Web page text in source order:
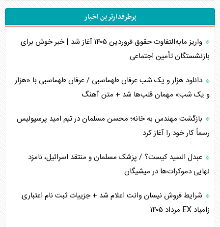
اربعین، کابوس مشترک تل‌آویو-واشنگتن
برنامه هفتم توسعه در نقطه کور سیاستگذاری
اوکراین بازوی مخرب آمریکا در غرب آسیا
اهمیت راهبردی اردن برای آمریکا
پیام، ظرفیت بالفعل‌نشده تجارت ایران
همسویی عربستان با سنتکام علیه متحدان ایران
ترامپ و توهم خلع سلاح حماس
چرا کویت به دنبال شریک امنیتی جدید است؟
پرطرفدارترین اخبار
واریز مابه‌التفاوت حقوق فروردین ۱۴۰۵ آغاز شد | خبر خوش برای
بازنشستگان تأمین اجتماعی
دانلود هزار و یک شب عرفان طهماسبی / عرفان طهماسبی با «هزار
و یک شب» مهمان قلب‌ها شد + متن آهنگ
بازگشت مهندس به خانه؛ محسن مسلمان در تیم امید پرسپولیس
رسماً کار خود را آغاز کرد
عبدل السید کیست؟ / پزشک مسلمان و منتقد اسرائیل، نامزد
نهایی دموکرات‌ها در میشیگان
شرایط فروش نیسان وانت اعلام شد + جزییات ثبت نام اعتباری
زامیاد EX مرداد ۱۴۰۵